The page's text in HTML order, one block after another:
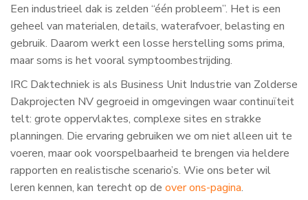
Een industrieel dak is zelden “één probleem”. Het is een
geheel van materialen, details, waterafvoer, belasting en
gebruik. Daarom werkt een losse herstelling soms prima,
maar soms is het vooral symptoombestrijding.
IRC Daktechniek is als Business Unit Industrie van Zolderse
Dakprojecten NV gegroeid in omgevingen waar continuïteit
telt: grote oppervlaktes, complexe sites en strakke
planningen. Die ervaring gebruiken we om niet alleen uit te
voeren, maar ook voorspelbaarheid te brengen via heldere
rapporten en realistische scenario’s. Wie ons beter wil
leren kennen, kan terecht op de over ons-pagina.